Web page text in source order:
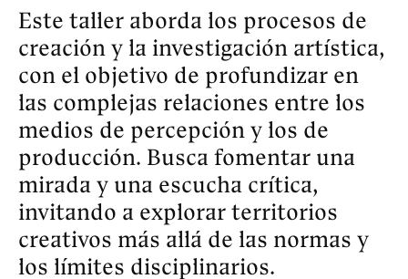
encontrando coincidencias y
relaciones en disciplinas variadas
como la música, el cine, la
literatura, el arte, la fotografía, la
arquitectura y la ciencia.
El taller contará con la
participación especial de tres
artistas invitadas: Celeste Rojas
Mugica, Tatiana Mazú González y
Valeria Mata. Junto a ellas,
exploraremos la intersección entre
imagen, sonido y lenguaje,
partiendo desde sus contrapartes: